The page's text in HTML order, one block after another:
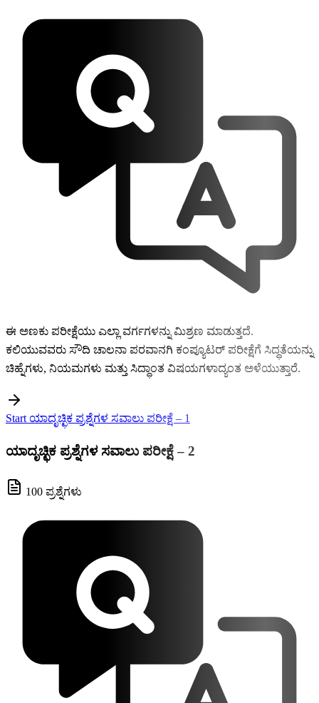
ಈ ಅಣಕು ಪರೀಕ್ಷೆಯು ಎಲ್ಲಾ ವರ್ಗಗಳನ್ನು ಮಿಶ್ರಣ ಮಾಡುತ್ತದೆ.
ಕಲಿಯುವವರು ಸೌದಿ ಚಾಲನಾ ಪರವಾನಗಿ ಕಂಪ್ಯೂಟರ್ ಪರೀಕ್ಷೆಗೆ ಸಿದ್ಧತೆಯನ್ನು
ಚಿಹ್ನೆಗಳು, ನಿಯಮಗಳು ಮತ್ತು ಸಿದ್ಧಾಂತ ವಿಷಯಗಳಾದ್ಯಂತ ಅಳೆಯುತ್ತಾರೆ.
Start ಯಾದೃಚ್ಛಿಕ ಪ್ರಶ್ನೆಗಳ ಸವಾಲು ಪರೀಕ್ಷೆ – 1
ಯಾದೃಚ್ಛಿಕ ಪ್ರಶ್ನೆಗಳ ಸವಾಲು ಪರೀಕ್ಷೆ – 2
100 ಪ್ರಶ್ನೆಗಳು